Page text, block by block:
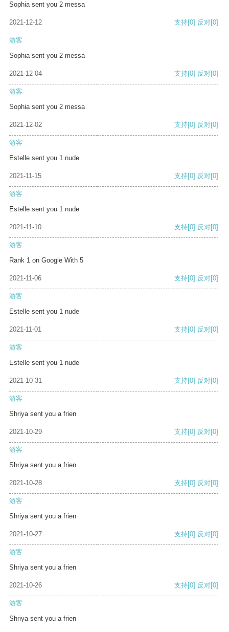
Sophia sent you 2 messa
2021-12-12 支持[0] 反对[0]
游客
Sophia sent you 2 messa
2021-12-04 支持[0] 反对[0]
游客
Sophia sent you 2 messa
2021-12-02 支持[0] 反对[0]
游客
Estelle sent you 1 nude
2021-11-15 支持[0] 反对[0]
游客
Estelle sent you 1 nude
2021-11-10 支持[0] 反对[0]
游客
Rank 1 on Google With 5
2021-11-06 支持[0] 反对[0]
游客
Estelle sent you 1 nude
2021-11-01 支持[0] 反对[0]
游客
Estelle sent you 1 nude
2021-10-31 支持[0] 反对[0]
游客
Shriya sent you a frien
2021-10-29 支持[0] 反对[0]
游客
Shriya sent you a frien
2021-10-28 支持[0] 反对[0]
游客
Shriya sent you a frien
2021-10-27 支持[0] 反对[0]
游客
Shriya sent you a frien
2021-10-26 支持[0] 反对[0]
游客
Shriya sent you a frien